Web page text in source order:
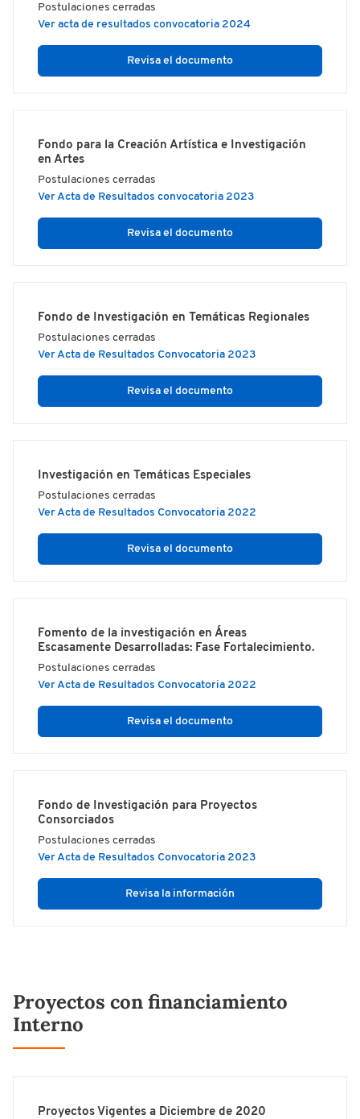
Postulaciones cerradas
Ver acta de resultados convocatoria 2024
Revisa el documento
Fondo para la Creación Artística e Investigación
en Artes
Postulaciones cerradas
Ver Acta de Resultados convocatoria 2023
Revisa el documento
Fondo de Investigación en Temáticas Regionales
Postulaciones cerradas
Ver Acta de Resultados Convocatoria 2023
Revisa el documento
Investigación en Temáticas Especiales
Postulaciones cerradas
Ver Acta de Resultados Convocatoria 2022
Revisa el documento
Fomento de la investigación en Áreas
Escasamente Desarrolladas: Fase Fortalecimiento.
Postulaciones cerradas
Ver Acta de Resultados Convocatoria 2022
Revisa el documento
Fondo de Investigación para Proyectos
Consorciados
Postulaciones cerradas
Ver Acta de Resultados Convocatoria 2023
Revisa la información
Proyectos con financiamiento
Interno
Proyectos Vigentes a Diciembre de 2020